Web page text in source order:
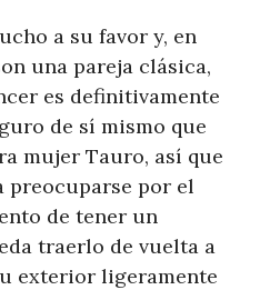
a su favor y, en
una pareja clásica,
es definitivamente
de sí mismo que
mujer Tauro, así que
preocuparse por el
de tener un
traerlo de vuelta a
exterior ligeramente